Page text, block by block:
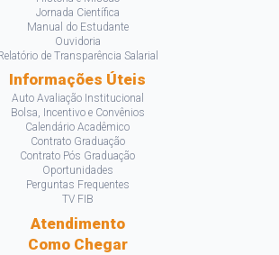
Jornada Científica
Manual do Estudante
Ouvidoria
de Transparência Salarial
Informações Úteis
Auto Avaliação Institucional
Bolsa, Incentivo e Convênios
Calendário Acadêmico
Contrato Graduação
Contrato Pós Graduação
Oportunidades
Perguntas Frequentes
TV FIB
Atendimento
Como Chegar